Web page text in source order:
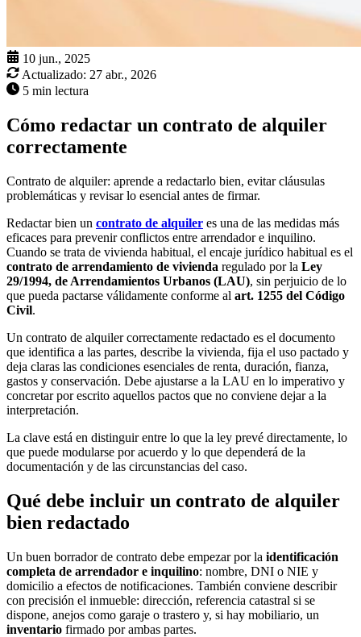
10 jun., 2025
Actualizado: 27 abr., 2026
5 min lectura
Cómo redactar un contrato de alquiler
correctamente
Contrato de alquiler: aprende a redactarlo bien, evitar cláusulas
problemáticas y revisar lo esencial antes de firmar.
Redactar bien un contrato de alquiler es una de las medidas más
eficaces para prevenir conflictos entre arrendador e inquilino.
Cuando se trata de vivienda habitual, el encaje jurídico habitual es el
contrato de arrendamiento de vivienda regulado por la Ley
29/1994, de Arrendamientos Urbanos (LAU), sin perjuicio de lo
que pueda pactarse válidamente conforme al art. 1255 del Código
Civil.
Un contrato de alquiler correctamente redactado es el documento
que identifica a las partes, describe la vivienda, fija el uso pactado y
deja claras las condiciones esenciales de renta, duración, fianza,
gastos y conservación. Debe ajustarse a la LAU en lo imperativo y
concretar por escrito aquellos pactos que no conviene dejar a la
interpretación.
La clave está en distinguir entre lo que la ley prevé directamente, lo
que puede modularse por acuerdo y lo que dependerá de la
documentación y de las circunstancias del caso.
Qué debe incluir un contrato de alquiler
bien redactado
Un buen borrador de contrato debe empezar por la identificación
completa de arrendador e inquilino: nombre, DNI o NIE y
domicilio a efectos de notificaciones. También conviene describir
con precisión el inmueble: dirección, referencia catastral si se
dispone, anejos como garaje o trastero y, si hay mobiliario, un
inventario firmado por ambas partes.